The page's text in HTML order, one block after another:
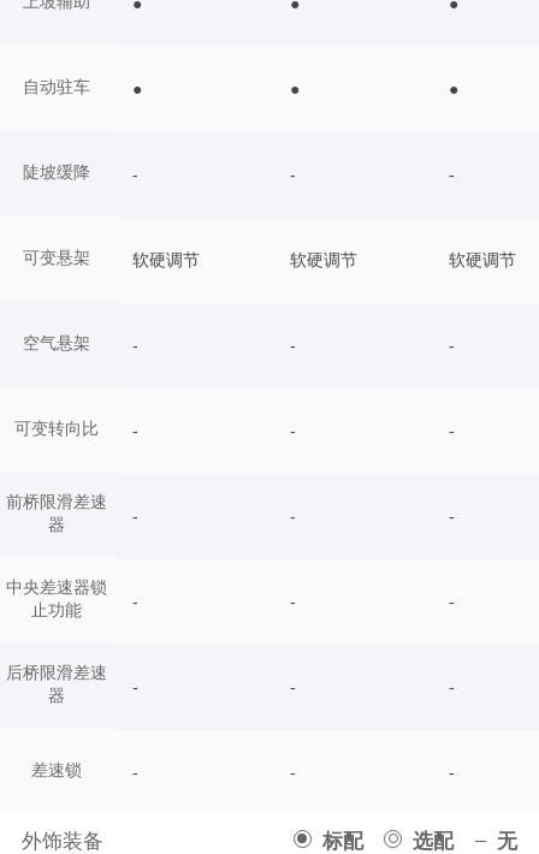
自动驻车
陡坡缓降
可变悬架
空气悬架
可变转向比
前桥限滑差速
器
中央差速器锁
止功能
后桥限滑差速
器
差速锁
外饰装备 标配 选配 无
● ● ●
- - -
软硬调节 软硬调节 软硬调节
- - -
- - -
- - -
- - -
- - -
- - -